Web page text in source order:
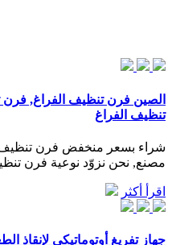
الصين فرن تنظيف الفراغ,
تنظيف الفراغ
شراء بسعر منخفض فرن تنظيف
مصنع, نحن نزوّد نوعية فرن
اقرأ أكثر
جهاز تفريغ أوتوماتيكي لإنقاذ